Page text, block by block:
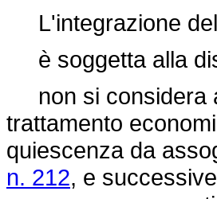
L'integrazione
è soggetta alla
non si considera
trattamento
quiescenza da
n. 212, e